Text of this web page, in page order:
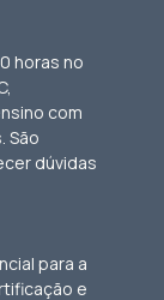
horas no
com
São
dúvidas
para a
e